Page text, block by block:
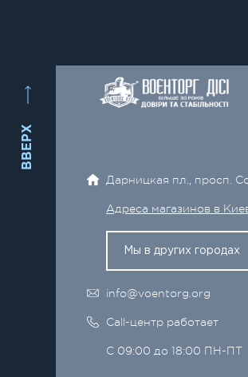
ВВЕРХ
Дарницкая пл., просп.
Адреса магазинов в
Мы в других городах
info@voentorg.org
Call-центр работает
С 09:00 до 18:00 ПН-ПТ